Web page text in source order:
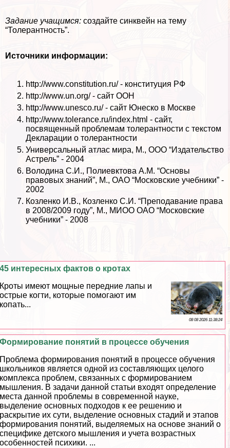
Задание учащимся: создайте синквейн на тему
“Толерантность”.
Источники информации:
http://www.constitution.ru/ - конституция РФ
http://www.un.org/ - сайт ООН
http://www.unesco.ru/ - сайт Юнеско в Москве
http://www.tolerance.ru/index.html - сайт,
посвященный проблемам толерантности с текстом
Декларации о толерантности
Универсальный атлас мира, М., ООО “Издательство
Астрель” - 2004
Володина С.И., Полиевктова А.М. “Основы
правовых знаний”, М., ОАО “Московские учебники” -
2002
Козленко И.В., Козленко С.И. “Преподавание права
в 2008/2009 году”, М., МИОО ОАО “Московские
учебники” - 2008
45 интересных фактов о кротах
Кроты имеют мощные передние лапы и
острые когти, которые помогают им
копать...
08 08 2026 11:38:24
Формирование понятий в процессе обучения
Проблема формирования понятий в процессе обучения
школьников является одной из составляющих целого
комплекса проблем, связанных с формированием
мышления. В задачи данной статьи входят определение
места данной проблемы в современной науке,
выделение основных подходов к ее решению и
раскрытие их сути, выделение основных стадий и этапов
формирования понятий, выделяемых на основе знаний о
специфике детского мышления и учета возрастных
особенностей психики. ...